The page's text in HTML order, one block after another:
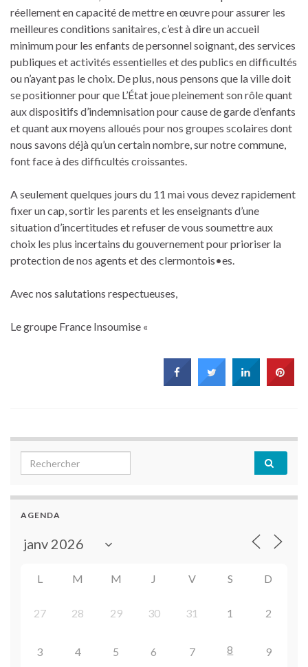
réellement en capacité de mettre en œuvre pour assurer les
meilleures conditions sanitaires, c’est à dire un accueil
minimum pour les enfants de personnel soignant, des services
publiques et activités essentielles et des publics en difficultés
ou n’ayant pas le choix. De plus, nous pensons que la ville doit
se positionner pour que L’État joue pleinement son rôle quant
aux dispositifs d’indemnisation pour cause de garde d’enfants
et quant aux moyens alloués pour nos groupes scolaires dont
nous savons déjà qu’un certain nombre, sur notre commune,
font face à des difficultés croissantes.
A seulement quelques jours du 11 mai vous devez rapidement
fixer un cap, sortir les parents et les enseignants d’une
situation d’incertitudes et refuser de vous soumettre aux
choix les plus incertains du gouvernement pour prioriser la
protection de nos agents et des clermontois•es.
Avec nos salutations respectueuses,
Le groupe France Insoumise «
Search for:
AGENDA
L M M J V S D
27 28 29 30 31 1 2
3 4 5 6 7 8 9